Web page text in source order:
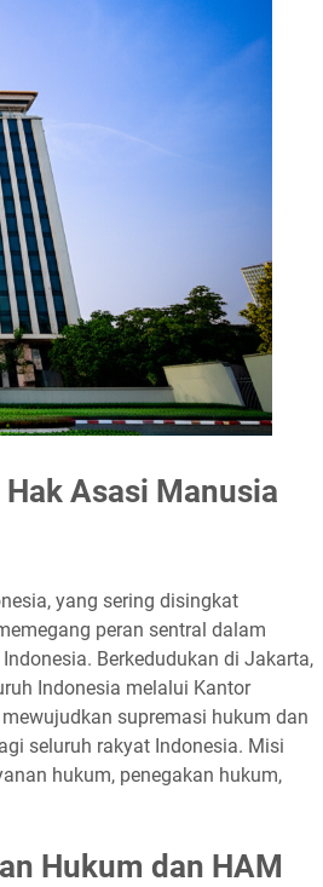
Asasi Manusia
yang sering disingkat
peran sentral dalam
Berkedudukan di Jakarta,
Indonesia melalui Kantor
supremasi hukum dan
seluruh rakyat Indonesia. Misi
hukum, penegakan hukum,
Hukum dan HAM